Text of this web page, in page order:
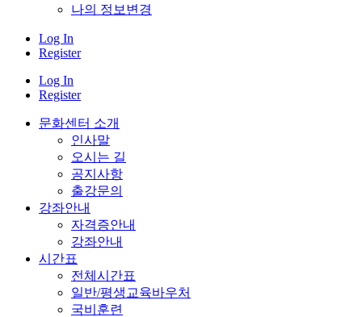
나의 정보변경
Log In
Register
Log In
Register
문화센터 소개
인사말
오시는 길
공지사항
출강문의
강좌안내
자격증안내
강좌안내
시간표
전체시간표
일반/평생교육바우처
국비훈련